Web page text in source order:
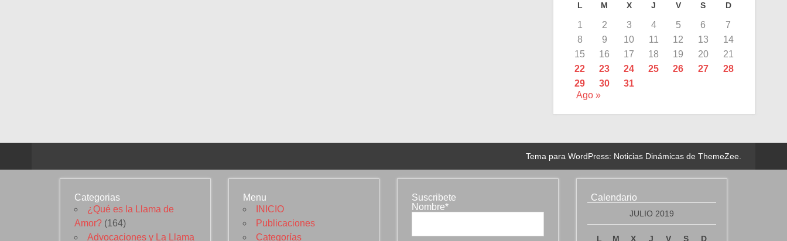
L M X J V S D
1 2 3 4 5 6
7
8
9 10 11 12 13
14
15
16 17 18 19 20
21
22
23 24 25 26 27
28
29
30
31
Ago »
Tema para WordPress: Noticias Dinámicas de ThemeZee.
Categorias
¿Qué es la Llama de
Amor? (164)
Advocaciones y La Llama
Menu
INICIO
Publicaciones
Categorías
Suscribete
Nombre*
Calendario
JULIO 2019
L M X J V S D